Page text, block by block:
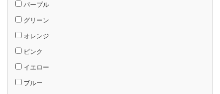
パープル
グリーン
オレンジ
ピンク
イエロー
ブルー